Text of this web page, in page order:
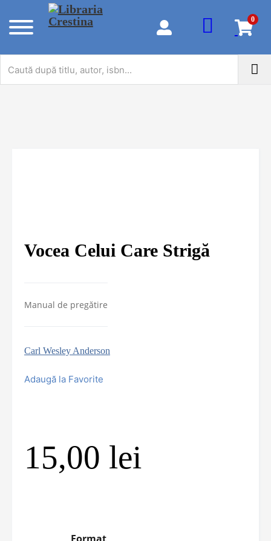
0
Vocea Celui Care Strigă
Manual de pregătire
Carl Wesley Anderson
Adaugă la Favorite
15,00 lei